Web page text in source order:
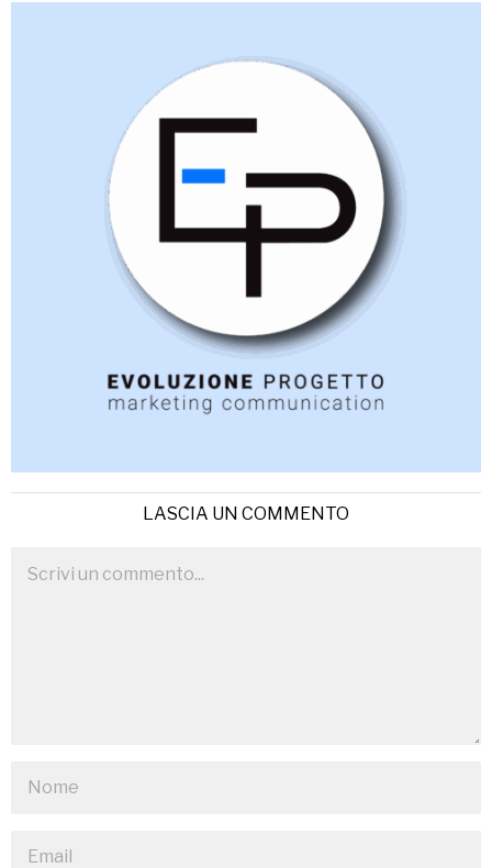
LASCIA UN COMMENTO